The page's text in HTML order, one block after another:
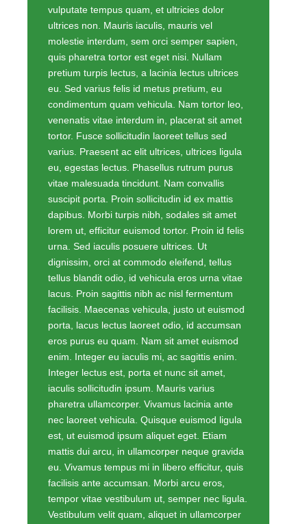
vulputate tempus quam, et ultricies dolor
ultrices non. Mauris iaculis, mauris vel
molestie interdum, sem orci semper sapien,
quis pharetra tortor est eget nisi. Nullam
pretium turpis lectus, a lacinia lectus ultrices
eu. Sed varius felis id metus pretium, eu
condimentum quam vehicula. Nam tortor leo,
venenatis vitae interdum in, placerat sit amet
tortor. Fusce sollicitudin laoreet tellus sed
varius. Praesent ac elit ultrices, ultrices ligula
eu, egestas lectus. Phasellus rutrum purus
vitae malesuada tincidunt. Nam convallis
suscipit porta. Proin sollicitudin id ex mattis
dapibus. Morbi turpis nibh, sodales sit amet
lorem ut, efficitur euismod tortor. Proin id felis
urna. Sed iaculis posuere ultrices. Ut
dignissim, orci at commodo eleifend, tellus
tellus blandit odio, id vehicula eros urna vitae
lacus. Proin sagittis nibh ac nisl fermentum
facilisis. Maecenas vehicula, justo ut euismod
porta, lacus lectus laoreet odio, id accumsan
eros purus eu quam. Nam sit amet euismod
enim. Integer eu iaculis mi, ac sagittis enim.
Integer lectus est, porta et nunc sit amet,
iaculis sollicitudin ipsum. Mauris varius
pharetra ullamcorper. Vivamus lacinia ante
nec laoreet vehicula. Quisque euismod ligula
est, ut euismod ipsum aliquet eget. Etiam
mattis dui arcu, in ullamcorper neque gravida
eu. Vivamus tempus mi in libero efficitur, quis
facilisis ante accumsan. Morbi arcu eros,
tempor vitae vestibulum ut, semper nec ligula.
Vestibulum velit quam, aliquet in ullamcorper